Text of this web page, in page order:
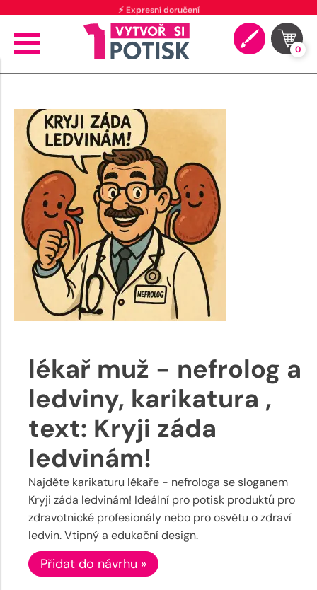
0
lékař muž - nefrolog a
ledviny, karikatura ,
text: Kryji záda
ledvinám!
Najděte karikaturu lékaře - nefrologa se sloganem
Kryji záda ledvinám! Ideální pro potisk produktů pro
zdravotnické profesionály nebo pro osvětu o zdraví
ledvin. Vtipný a edukační design.
Přidat do návrhu »